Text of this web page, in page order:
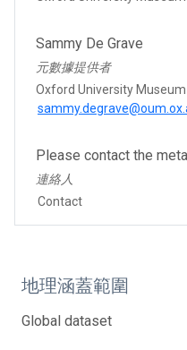
Sammy De Grave
元數據提供者
Oxford University
Please contact the
連絡人
Contact
地理涵蓋範圍
Global dataset